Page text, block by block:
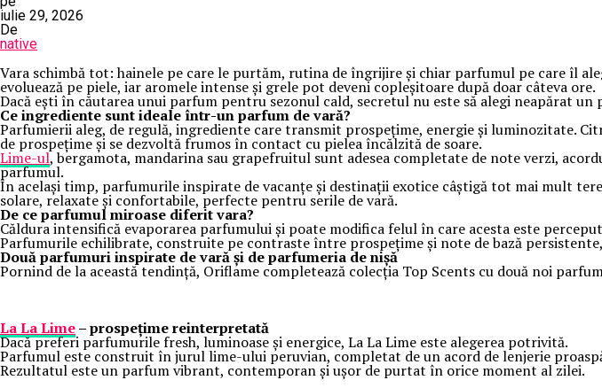
iulie 29, 2026
De
native
Vara schimbă tot: hainele pe care le purtăm, rutina de îngrijire și chiar parfumul pe care îl
evoluează pe piele, iar aromele intense și grele pot deveni copleșitoare după doar câteva ore.
Dacă ești în căutarea unui parfum pentru sezonul cald, secretul nu este să alegi neapărat
Ce ingrediente sunt ideale într-un parfum de vară?
Parfumierii aleg, de regulă, ingrediente care transmit prospețime, energie și luminozitate.
de prospețime și se dezvoltă frumos în contact cu pielea încălzită de soare.
Lime-ul, bergamota, mandarina sau grapefruitul sunt adesea completate de note verzi,
parfumul.
În același timp, parfumurile inspirate de vacanțe și destinații exotice câștigă tot mai mult
solare, relaxate și confortabile, perfecte pentru serile de vară.
De ce parfumul miroase diferit vara?
Căldura intensifică evaporarea parfumului și poate modifica felul în care acesta este
Parfumurile echilibrate, construite pe contraste între prospețime și note de bază
Două parfumuri inspirate de vară și de parfumeria de nișă
Pornind de la această tendință, Oriflame completează colecția Top Scents cu două noi
La La Lime– prospețime reinterpretată
Dacă preferi parfumurile fresh, luminoase și energice, La La Lime este alegerea potrivită.
Parfumul este construit în jurul lime-ului peruvian, completat de un acord de lenjerie
Rezultatul este un parfum vibrant, contemporan și ușor de purtat în orice moment al zilei.